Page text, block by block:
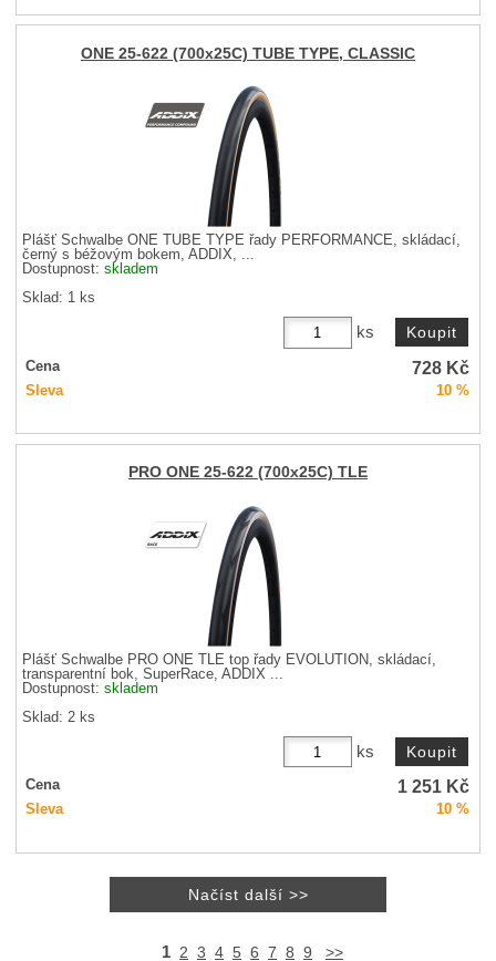
ONE 25-622 (700x25C) TUBE TYPE, CLASSIC
Plášť Schwalbe ONE TUBE TYPE řady PERFORMANCE, skládací,
černý s béžovým bokem, ADDIX, ...
Dostupnost:skladem
Sklad: 1 ks
ks
Cena 728 Kč
Sleva 10 %
PRO ONE 25-622 (700x25C) TLE
Plášť Schwalbe PRO ONE TLE top řady EVOLUTION, skládací,
transparentní bok, SuperRace, ADDIX ...
Dostupnost:skladem
Sklad: 2 ks
ks
Cena 1 251 Kč
Sleva 10 %
1 2 3 4 5 6 7 8 9 >>